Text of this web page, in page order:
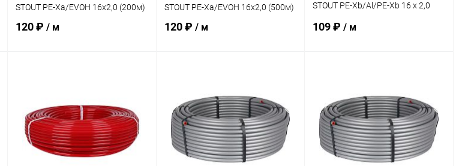
STOUT PE-Xa/EVOH 16х2,0 (200м)
120 ₽ / м
Купить в 1 клик Сравнение
В избранное
заказ 3-5
дней
STOUT PE-Xa/EVOH 16х2,0 (500м)
120 ₽ / м
Купить в 1 клик Сравнение
В избранное В наличии
STOUT PE-Xb/Al/PE-Xb 16 х 2,0
109 ₽/ м
Купить в 1 клик Сравнение
В избранное В наличии